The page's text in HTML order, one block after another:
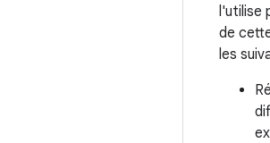
l'utilise
de
les